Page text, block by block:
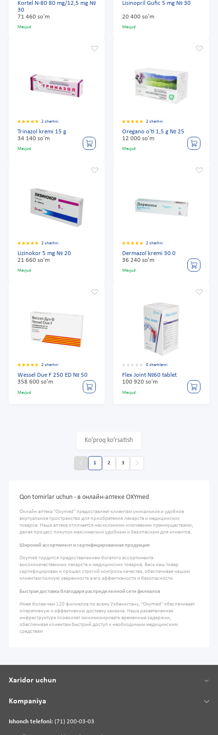
Kortel N-80 80 mg/12,5 mg №
30
71 460 so'm
Mavjud
Lisinopril Gufic 5 mg № 30
20 400 so'm
Mavjud
2 sharhni
Trinazol kremi 15 g
34 140 so'm
Mavjud
2 sharhni
Oregano o'ti 1,5 g № 25
12 000 so'm
Mavjud
2 sharhni
Lizinokor 5 mg № 20
21 660 so'm
Mavjud
2 sharhni
Dermazol kremi 30.0
36 240 so'm
Mavjud
2 sharhni
Wessel Due F 250 ED № 50
358 600 so'm
Mavjud
0 sharhlarni
Flex Joint №60 tablet
100 920 so'm
Mavjud
Ko'proq ko'rsatish
1 2 3
Qon tomirlar uchun - в онлайн-аптеке OXYmed
Онлайн аптека "Oxymed" предоставляет клиентам уникальное и удобное
виртуальное пространство для приобретения лекарств и медицинских
товаров. Наша аптека отличается несколькими ключевыми преимуществами,
делая процесс покупок максимально удобным и безопасным для клиентов.
Широкий ассортимент и сертифицированная продукция
Oxymed гордится предоставлением богатого ассортимента
высококачественных лекарств и медицинских товаров. Весь наш товар
сертифицирован и прошел строгий контроль качества, обеспечивая нашим
клиентам полную уверенность в его эффективности и безопасности.
Быстрая доставка благодаря распределенной сети филиалов
Имея более чем 120 филиалов по всему Узбекистану, "Oxymed" обеспечивает
оперативную и эффективную доставку заказов. Наша разветвленная
инфраструктура позволяет минимизировать временные задержки,
обеспечивая клиентам быстрый доступ к необходимым медицинским
средствам
Ishonch telefoni: (71) 200-03-03
Xaridor uchun
Kompaniya